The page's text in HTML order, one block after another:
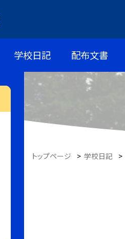
学校日記 配布文書
トップページ > 学校日記 >